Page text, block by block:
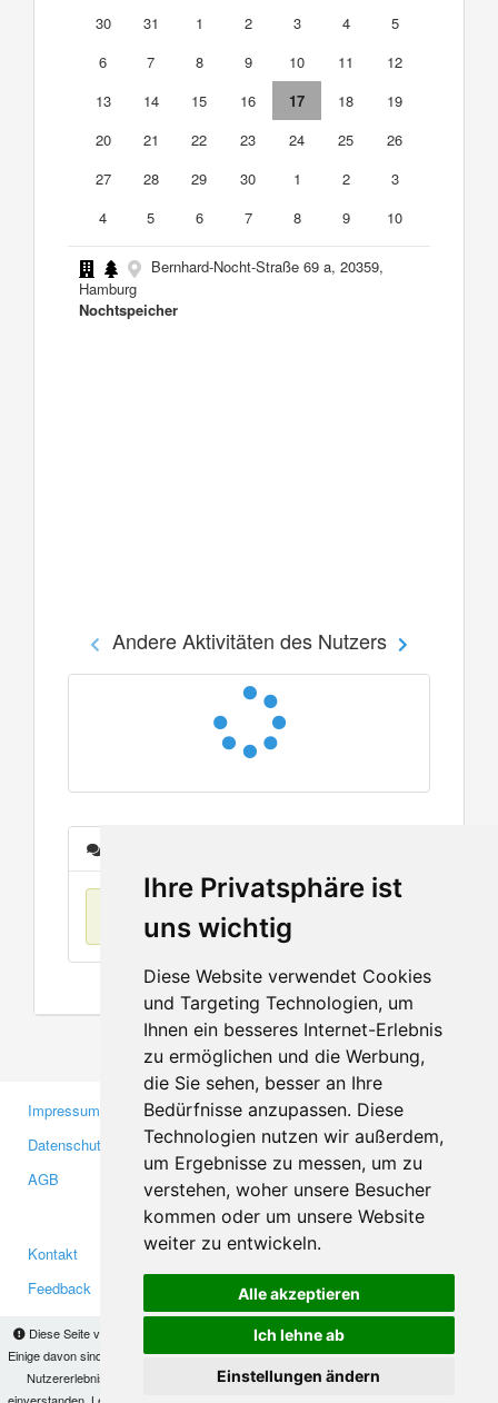
Ihre Privatsphäre ist
uns wichtig
Diese Website verwendet Cookies
und Targeting Technologien, um
Ihnen ein besseres Internet-Erlebnis
zu ermöglichen und die Werbung,
die Sie sehen, besser an Ihre
Bedürfnisse anzupassen. Diese
Technologien nutzen wir außerdem,
um Ergebnisse zu messen, um zu
verstehen, woher unsere Besucher
kommen oder um unsere Website
weiter zu entwickeln.
Alle akzeptieren
Ich lehne ab
Einstellungen ändern
Diese Seite verwendet Cookies, um Informationen auf Ihrem Computer zu speichern.
Einige davon sind notwendig, damit unsere Seite funktioniert, andere helfen uns dabei, das
Nutzererlebnis zu verbessern. Mit der Nutzung dieser Seite erklären Sie sich damit
30
31 1 2 3 4
5
6
7 8 9 10 11
12
13
14 15 16 17 18
19
20
21 22 23 24 25
26
27
28 29 30 1 2
3
4
5 6 7 8 9 10
Bernhard-Nocht-Straße 69 a, 20359,
Hamburg
Nochtspeicher
Andere Aktivitäten des Nutzers
Keine Einträge
Impressum
Datenschutzerklärung
AGB
Gewerbetreibende
Investoren
Medien
Kontakt
Feedback
Facebook
Twitter
YouTube
Google+